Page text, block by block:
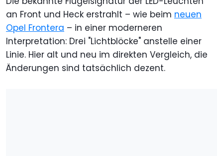
an Front und Heck erstrahlt – wie beim neuen
Opel Frontera – in einer moderneren
Interpretation: Drei "Lichtblöcke" anstelle einer
Linie. Hier alt und neu im direkten Vergleich, die
Änderungen sind tatsächlich dezent.